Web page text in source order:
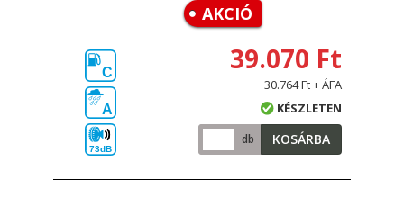
AKCIÓ
C
A
73dB
39.070 Ft
30.764 Ft + ÁFA
KÉSZLETEN
db KOSÁRBA